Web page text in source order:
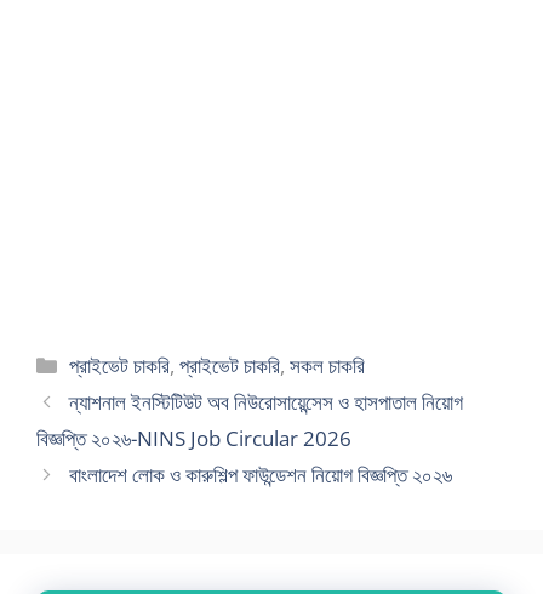
Categories
প্রাইভেট চাকরি,প্রাইভেট চাকরি,সকল চাকরি
ন্যাশনাল ইনস্টিটিউট অব নিউরোসায়েন্সেস ও হাসপাতাল নিয়োগ
বিজ্ঞপ্তি ২০২৬-NINS Job Circular 2026
বাংলাদেশ লোক ও কারুশিল্প ফাউন্ডেশন নিয়োগ বিজ্ঞপ্তি ২০২৬